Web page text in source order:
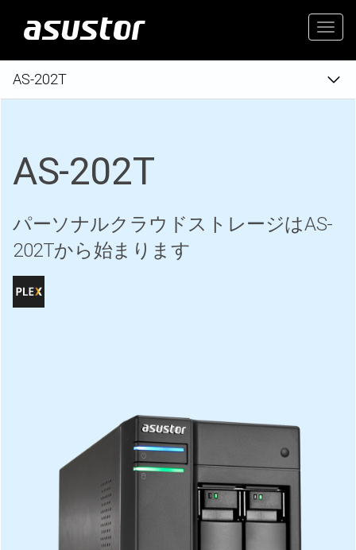
AS-202T
AS-202T
パーソナルクラウドストレージはAS-
202Tから始まります